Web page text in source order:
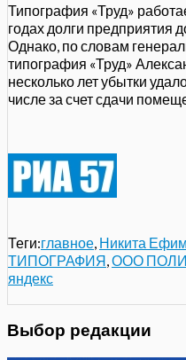
Типография «Труд»
годах долги предприятия
Однако, по словам
типография «Труд»
несколько лет убытки
числе за счет сдачи
Теги:главное Никита
ТИПОГРАФИЯ ООО
яндекс
Выбор редакции